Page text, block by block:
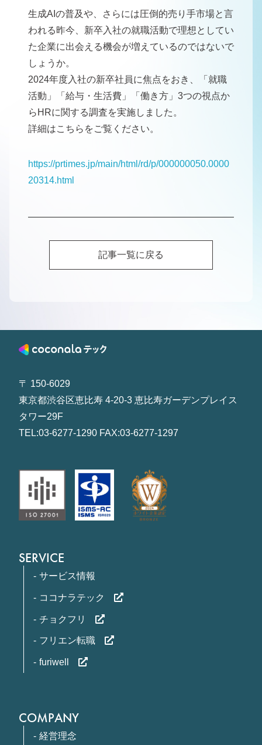
生成AIの普及や、さらには圧倒的売り手市場と言
われる昨今、新卒入社の就職活動で理想としてい
た企業に出会える機会が増えているのではないで
しょうか。
2024年度入社の新卒社員に焦点をおき、「就職
活動」「給与・生活費」「働き方」3つの視点か
らHRに関する調査を実施しました。
詳細はこちらをご覧ください。
https://prtimes.jp/main/html/rd/p/000000050.0000
20314.html
記事一覧に戻る
〒 150-6029
東京都渋谷区恵比寿 4-20-3 恵比寿ガーデンプレイス
タワー29F
TEL:03-6277-1290 FAX:03-6277-1297
SERVICE
サービス情報
ココナラテック
チョクフリ
フリエン転職
furiwell
COMPANY
経営理念